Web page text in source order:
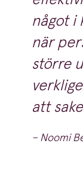
något i
när
större
att
– Noomi